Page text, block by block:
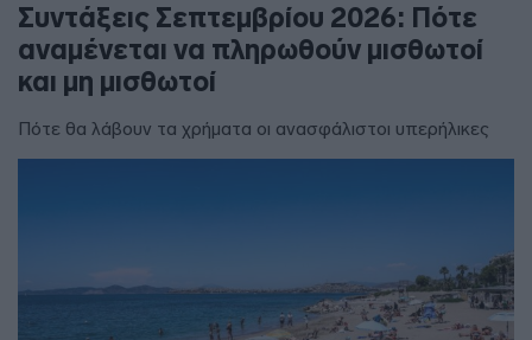
Συντάξεις Σεπτεμβρίου 2026: Πότε
αναμένεται να πληρωθούν μισθωτοί
και μη μισθωτοί
Πότε θα λάβουν τα χρήματα οι ανασφάλιστοι υπερήλικες